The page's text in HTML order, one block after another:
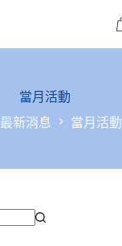
當月活動
最新消息
當月活動